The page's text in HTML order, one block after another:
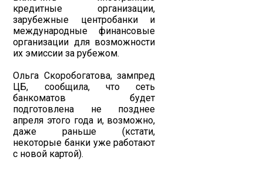
кредитные организации,
зарубежные центробанки и
международные финансовые
организации для возможности
их эмиссии за рубежом.
Ольга Скоробогатова, зампред
ЦБ, сообщила, что сеть
банкоматов будет
подготовлена не позднее
апреля этого года и, возможно,
даже раньше (кстати,
некоторые банки уже работают
с новой картой).